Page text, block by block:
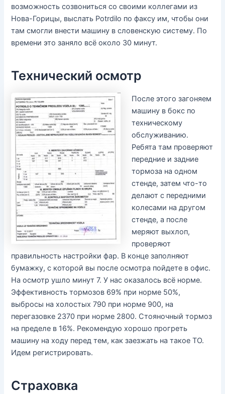
возможность созвониться со своими коллегами из
Нова-Горицы, выслать Potrdilo по факсу им, чтобы они
там смогли внести машину в словенскую систему. По
времени это заняло всё около 30 минут.
Технический осмотр
После этого загоняем
машину в бокс по
техническому
обслуживанию.
Ребята там проверяют
передние и задние
тормоза на одном
стенде, затем что-то
делают с передними
колесами на другом
стенде, а после
меряют выхлоп,
проверяют
правильность настройки фар. В конце заполняют
бумажку, с которой вы после осмотра пойдете в офис.
На осмотр ушло минут 7. У нас оказалось всё норме.
Эффективность тормозов 69% при норме 50%,
выбросы на холостых 790 при норме 900, на
перегазовке 2370 при норме 2800. Стояночный тормоз
на пределе в 16%. Рекомендую хорошо прогреть
машину на ходу перед тем, как заезжать на такое ТО.
Идем регистрировать.
Страховка